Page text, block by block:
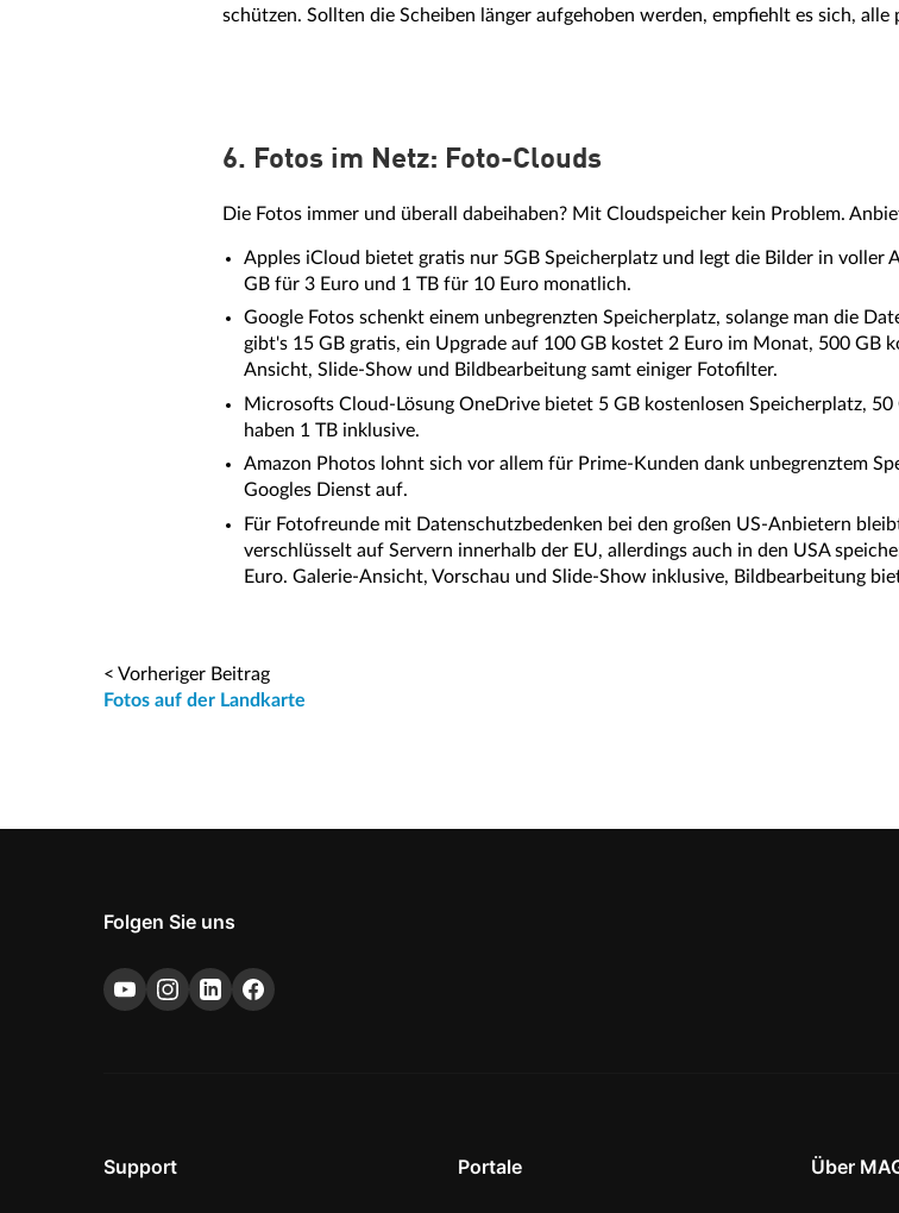
schützen. Sollten die Scheiben länger aufgehoben werden, empfiehlt es sich, alle
6. Fotos im Netz: Foto-Clouds
Die Fotos immer und überall dabeihaben? Mit Cloudspeicher kein Problem.
Apples iCloud bietet gratis nur 5GB Speicherplatz und legt die Bilder in voller
GB für 3 Euro und 1 TB für 10 Euro monatlich.
Google Fotos schenkt einem unbegrenzten Speicherplatz, solange man die
gibt's 15 GB gratis, ein Upgrade auf 100 GB kostet 2 Euro im Monat, 500 GB
Ansicht, Slide-Show und Bildbearbeitung samt einiger Fotofilter.
Microsofts Cloud-Lösung OneDrive bietet 5 GB kostenlosen Speicherplatz,
haben 1 TB inklusive.
Amazon Photos lohnt sich vor allem für Prime-Kunden dank unbegrenztem
Googles Dienst auf.
Für Fotofreunde mit Datenschutzbedenken bei den großen US-Anbietern
verschlüsselt auf Servern innerhalb der EU, allerdings auch in den USA
Euro. Galerie-Ansicht, Vorschau und Slide-Show inklusive, Bildbearbeitung
< Vorheriger Beitrag
Fotos auf der Landkarte
Folgen Sie uns
Support Portale Über